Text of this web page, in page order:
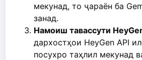
мекунад, то ҷараён ба
занад.
Намоиш тавассути
дархостҳои HeyGen API
посухро таҳлил мекунад